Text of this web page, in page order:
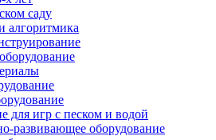
саду
алгоритмика
для игр с песком и водой
оборудование